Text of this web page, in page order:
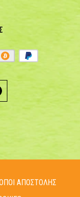
ΑΠΟΣΤΟΛΗΣ